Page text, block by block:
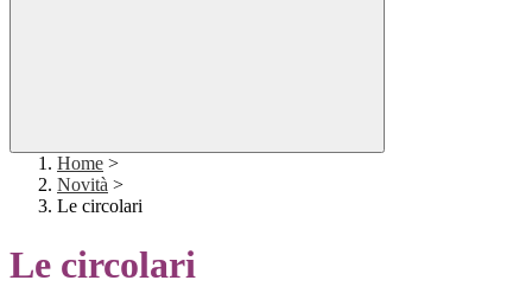
Home >
Novità >
Le circolari
Le circolari